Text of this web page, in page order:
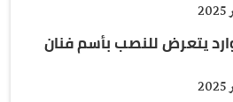
يتعرض للنصب بأسم فنان